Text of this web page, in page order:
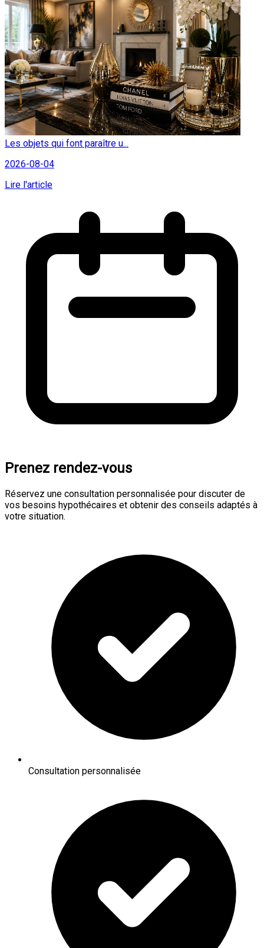
Les objets qui font paraître u...
2026-08-04
Lire l'article
Prenez rendez-vous
Réservez une consultation personnalisée pour discuter de
vos besoins hypothécaires et obtenir des conseils adaptés à
votre situation.
Consultation personnalisée